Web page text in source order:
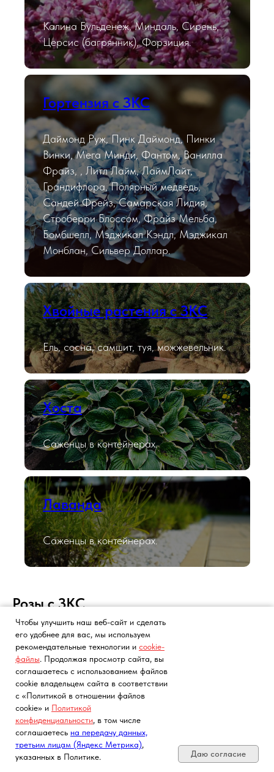
Калина Бульденеж, Миндаль, Сирень,
Церсис (багрянник), Форзиция.
Гортензия с ЗКС
Даймонд Руж, Пинк Даймонд, Пинки
Винки, Мега Минди, Фантом, Ванилла
Фрайз, , Литл Лайм, ЛаймЛайт,
Грандифлора, Полярный медведь,
Сандей Фрейз, Самарская Лидия,
Строберри Блоссом, Фрайз Мельба,
Бомбшелл, Мэджикал Кэндл, Мэджикал
Монблан, Сильвер Доллар.
Хвойные растения с ЗКС
Ель, сосна, самшит, туя, можжевельник.
Хоста
Саженцы в контейнерах.
Лаванда
Саженцы в контейнерах.
Розы с ЗКС
Роза английская, флорибунда, спрей
(пионовидная), плетистая, чайно-гибридная.
Чтобы улучшить наш веб-сайт и сделать
его удобнее для вас, мы используем
рекомендательные технологии и cookie-
файлы. Продолжая просмотр сайта, вы
соглашаетесь с использованием файлов
cookie владельцем сайта в соответствии
с «Политикой в отношении файлов
cookie» и Политикой
конфиденциальности, в том числе
соглашаетесь на передачу данных,
третьим лицам (Яндекс Метрика),
указанных в Политике.
Даю согласие